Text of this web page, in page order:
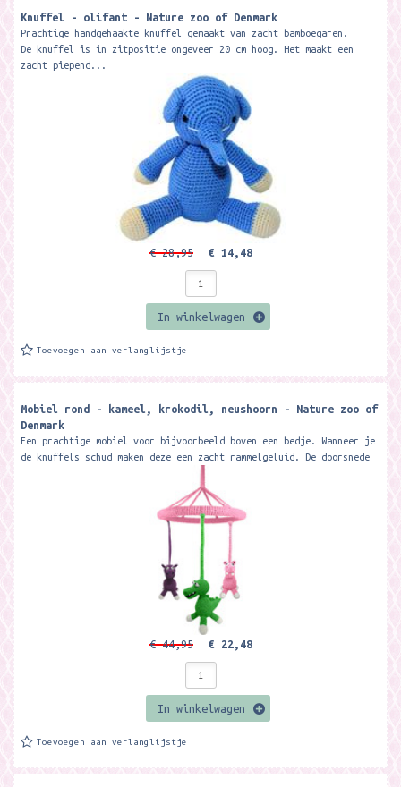
Knuffel - olifant - Nature zoo of Denmark
Prachtige handgehaakte knuffel gemaakt van zacht bamboegaren.
De knuffel is in zitpositie ongeveer 20 cm hoog. Het maakt een
zacht piepend...
€ 28,95 € 14,48
In winkelwagen
Toevoegen aan verlanglijstje
Mobiel rond - kameel, krokodil, neushoorn - Nature zoo of
Denmark
Een prachtige mobiel voor bijvoorbeeld boven een bedje. Wanneer je
de knuffels schud maken deze een zacht rammelgeluid. De doorsnede
€ 44,95 € 22,48
In winkelwagen
Toevoegen aan verlanglijstje